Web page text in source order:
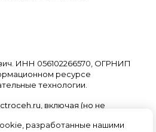
разработанные нашими
ИНН 056102266570, ОГРНИП
ресурсе
технологии
включая (но не
дизайн и оформление